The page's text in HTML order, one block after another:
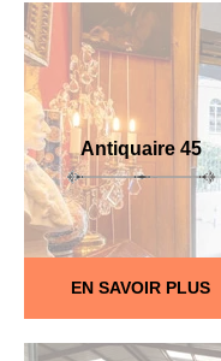
Antiquaire 45
EN SAVOIR PLUS